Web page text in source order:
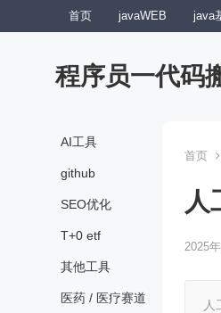
首页 javaWEB java
程序员一代码
AI工具
github
SEO优化
T+0 etf
其他工具
医药 / 医疗赛道
首页
人
2025
人